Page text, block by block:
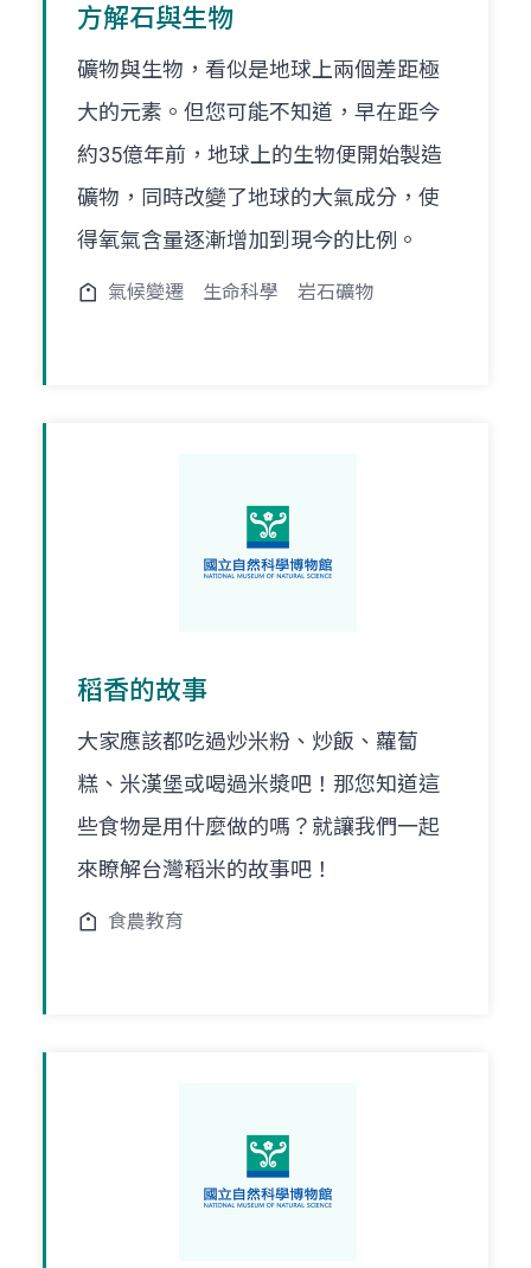
方解石與生物
礦物與生物，看似是地球上兩個差距極
大的元素。但您可能不知道，早在距今
約35億年前，地球上的生物便開始製造
礦物，同時改變了地球的大氣成分，使
得氧氣含量逐漸增加到現今的比例。
氣候變遷 生命科學 岩石礦物
稻香的故事
大家應該都吃過炒米粉、炒飯、蘿蔔
糕、米漢堡或喝過米漿吧！那您知道這
些食物是用什麼做的嗎？就讓我們一起
來瞭解台灣稻米的故事吧！
食農教育